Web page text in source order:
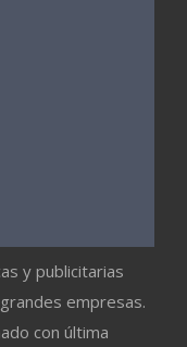
y publicitarias
empresas.
con última